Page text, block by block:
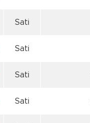
Sati
Sati
Sati
Sati